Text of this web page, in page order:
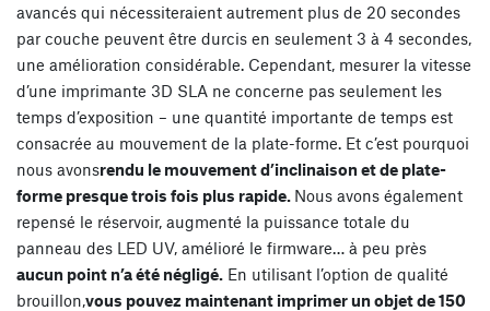
avancés qui nécessiteraient autrement plus de 20 secondes
par couche peuvent être durcis en seulement 3 à 4 secondes,
une amélioration considérable. Cependant, mesurer la vitesse
d’une imprimante 3D SLA ne concerne pas seulement les
temps d’exposition – une quantité importante de temps est
consacrée au mouvement de la plate-forme. Et c’est pourquoi
nous avonsrendu le mouvement d’inclinaison et de plate-
forme presque trois fois plus rapide. Nous avons également
repensé le réservoir, augmenté la puissance totale du
panneau des LED UV, amélioré le firmware… à peu près
aucun point n’a été négligé. En utilisant l’option de qualité
brouillon, vous pouvez maintenant imprimer un objet de 150